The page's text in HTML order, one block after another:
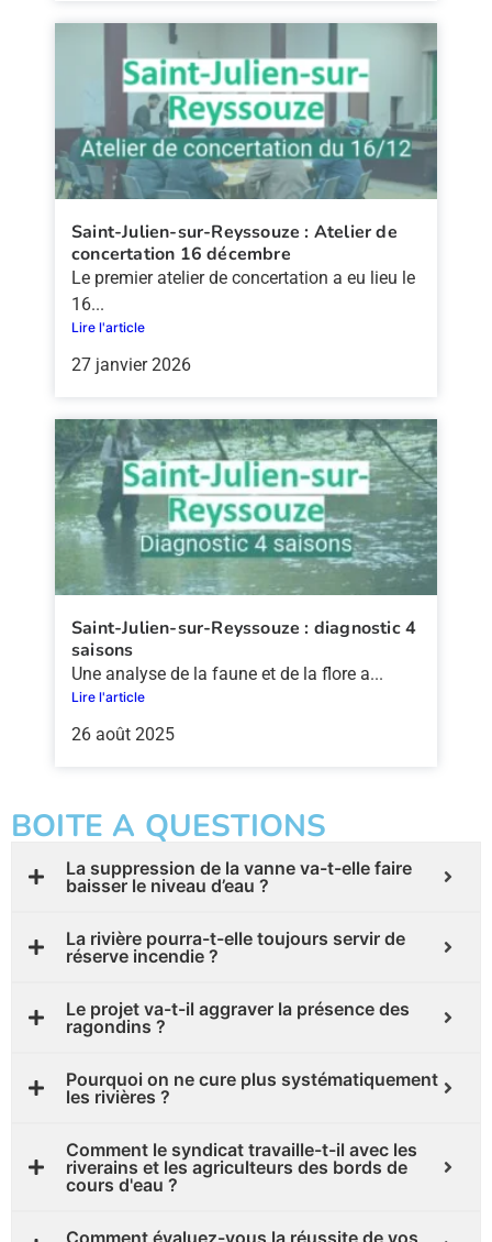
Saint-Julien-sur-Reyssouze : Atelier de
concertation 16 décembre
Le premier atelier de concertation a eu lieu le
16...
Lire l'article
27 janvier 2026
Saint-Julien-sur-Reyssouze : diagnostic 4
saisons
Une analyse de la faune et de la flore a...
Lire l'article
26 août 2025
BOITE A QUESTIONS
La suppression de la vanne va-t-elle faire
baisser le niveau d’eau ?
La rivière pourra-t-elle toujours servir de
réserve incendie ?
Le projet va-t-il aggraver la présence des
ragondins ?
Pourquoi on ne cure plus systématiquement
les rivières ?
Comment le syndicat travaille-t-il avec les
riverains et les agriculteurs des bords de
cours d'eau ?